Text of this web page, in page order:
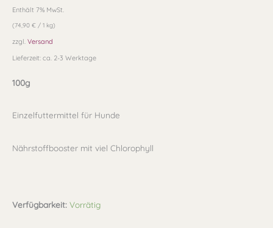
Enthält 7% MwSt.
(74,90 € / 1 kg)
zzgl. Versand
Lieferzeit: ca. 2-3 Werktage
100g
Einzelfuttermittel für Hunde
Nährstoffbooster mit viel Chlorophyll
Verfügbarkeit: Vorrätig